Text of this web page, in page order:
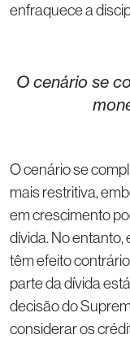
enfraquece a
O cenário se
O cenário se
mais restritiva,
em crescimento
dívida. No entanto,
têm efeito
parte da dívida
decisão do
considerar os